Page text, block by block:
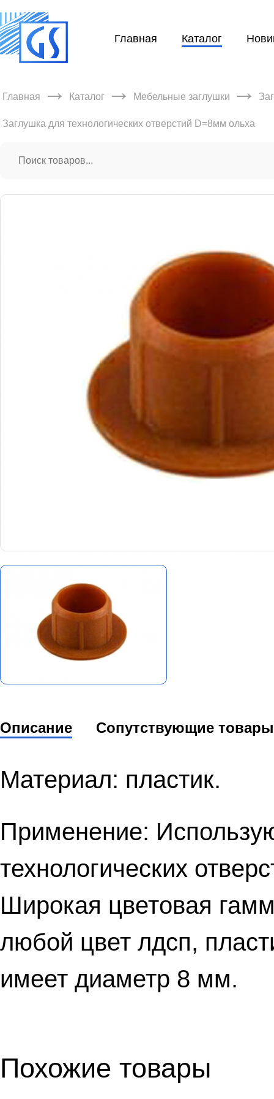
Главная Каталог
Главная → Каталог → Мебельные заглушки →
Заглушка для технологических отверстий D=8мм ольха
Описание Сопутствующие товары
Материал: пластик.
Применение:
технологических
Широкая цветовая
любой цвет лдсп,
имеет диаметр 8 мм.
Похожие товары